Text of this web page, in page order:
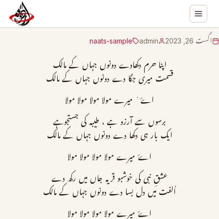
اگست 26, 2023 admin
naats-sample
اپنا حرم دکھادے دونوں جہاں کے مالک
قسمت میری جگا دے دونوں جہاں کے مالک
اۓ ٔ میرے مولا مولا مولا مولا
برسوں سے آرزو ہے ، طیبہ کی جستجوہے
ایک بار ہی دکھا دے دونوں جہاں کے مالک
اۓ میرے مولا مولا مولا مولا
عشقِ نبی کی خوشبو قریہ جاں میں رکھ دے
اُلفت میں دل بسا دے دونوں جہاں کے مالک
اۓ میرے مولا مولا مولا مولا